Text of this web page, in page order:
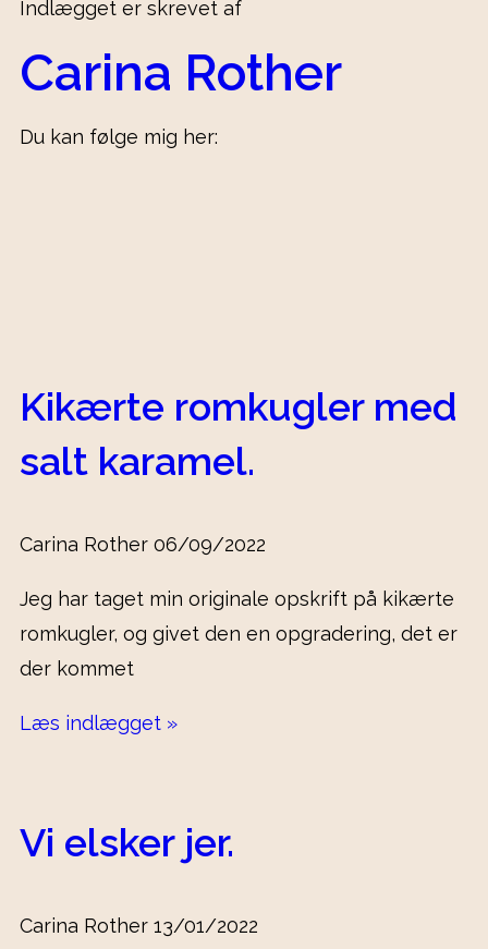
Indlægget er skrevet af
Carina Rother
Du kan følge mig her:
Kikærte romkugler med
salt karamel.
Carina Rother 06/09/2022
Jeg har taget min originale opskrift på kikærte
romkugler, og givet den en opgradering, det er
der kommet
Læs indlægget »
Vi elsker jer.
Carina Rother 13/01/2022